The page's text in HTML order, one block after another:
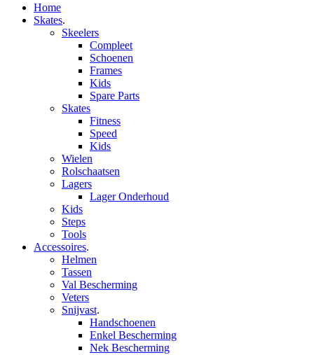
Home
Skates.
Skeelers
Compleet
Schoenen
Frames
Kids
Spare Parts
Skates
Fitness
Speed
Kids
Wielen
Rolschaatsen
Lagers
Lager Onderhoud
Kids
Steps
Tools
Accessoires.
Helmen
Tassen
Val Bescherming
Veters
Snijvast.
Handschoenen
Enkel Bescherming
Nek Bescherming